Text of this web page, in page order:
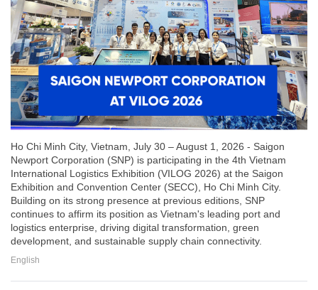
Ho Chi Minh City, Vietnam, July 30 – August 1, 2026 - Saigon
Newport Corporation (SNP) is participating in the 4th Vietnam
International Logistics Exhibition (VILOG 2026) at the Saigon
Exhibition and Convention Center (SECC), Ho Chi Minh City.
Building on its strong presence at previous editions, SNP
continues to affirm its position as Vietnam's leading port and
logistics enterprise, driving digital transformation, green
development, and sustainable supply chain connectivity.
English